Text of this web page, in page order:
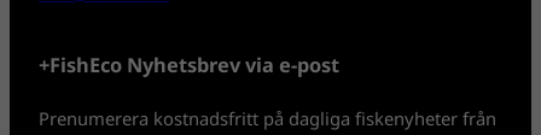
+FishEco Nyhetsbrev via e-post
Prenumerera kostnadsfritt på dagliga fiskenyheter från